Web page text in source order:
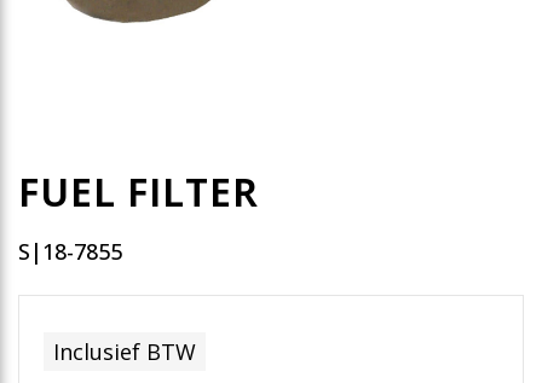
FUEL FILTER
S|18-7855
Inclusief BTW